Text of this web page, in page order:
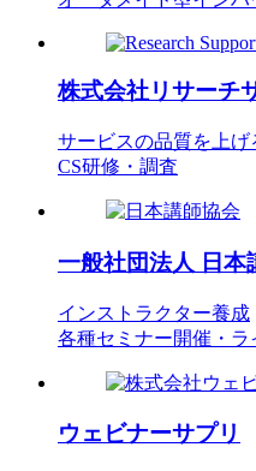
株式会社リサーチ
サービスの品質を上げ
CS研修・調査
一般社団法人 日本
インストラクター養成
各種セミナー開催・ラ
ウェビナーサプリ